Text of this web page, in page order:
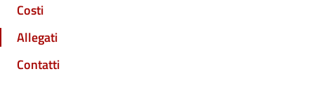
Costi
Allegati
Contatti